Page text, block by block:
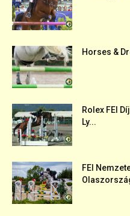
Horses &
Rolex FEI
Ly...
FEI